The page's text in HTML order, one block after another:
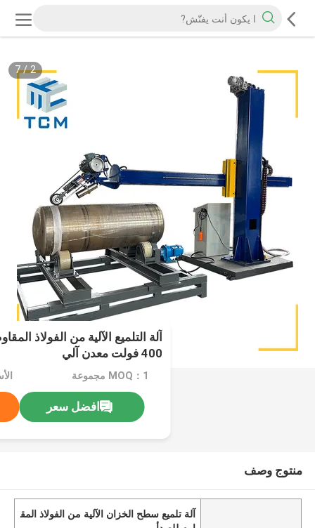
2
/
7
آلة التلميع الآلية من الفولاذ
400 فولت معدن آلي
MOQ：1 مجموعة
افضل سعر
منتوج وصف
آلة تلميع سطح الخزان الآلية من الفولاذ المق